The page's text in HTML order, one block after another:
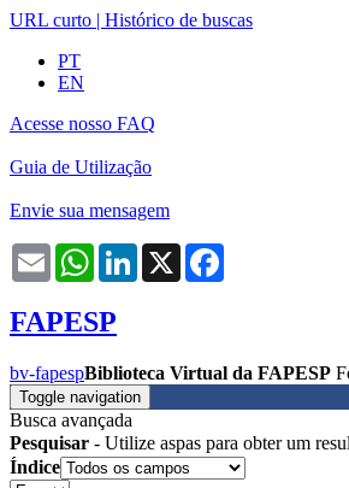
URL curto | Histórico de buscas
PT
EN
Acesse nosso FAQ
Guia de Utilização
Envie sua mensagem
Email WhatsAppLinkedIn
X
FAPESP
bv-fapespBiblioteca Virtual da FAPESP
Toggle navigation
Busca avançada
Pesquisar - Utilize aspas para obter um
Índice